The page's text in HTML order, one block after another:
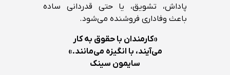
پاداش، تشویق، یا حتی قدردانی ساده
باعث وفاداری فروشنده می‌شود.
«کارمندان با حقوق به کار
می‌آیند، با انگیزه می‌مانند.»
سایمون سینک